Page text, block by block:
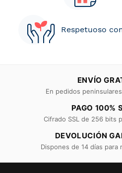
Respetuoso
ENVÍO
En pedidos
PAGO 100%
Cifrado SSL de 256 bits
DEVOLUCIÓN
Dispones de 14 días para